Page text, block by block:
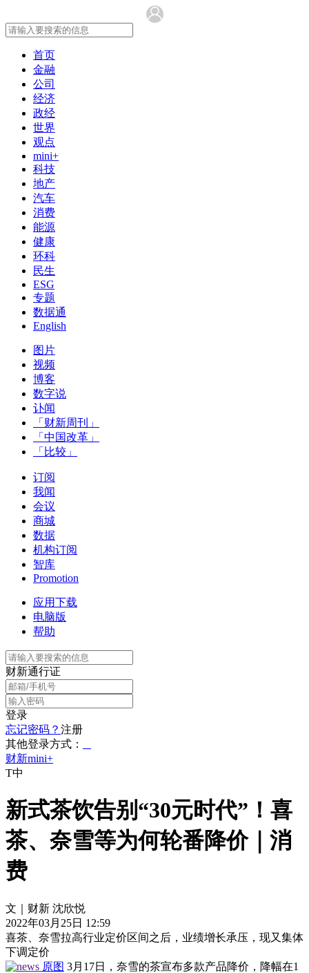
首页
金融
公司
经济
政经
世界
观点
mini+
科技
地产
汽车
消费
能源
健康
环科
民生
ESG
专题
数据通
English
图片
视频
博客
数字说
讣闻
「财新周刊」
「中国改革」
「比较」
订阅
我闻
会议
商城
数据
机构订阅
智库
Promotion
应用下载
电脑版
帮助
财新通行证
登录
忘记密码？ 注册
其他登录方式：
财新mini+
T中
新式茶饮告别“30元时代”！喜
茶、奈雪等为何轮番降价｜消
费
文｜财新 沈欣悦
2022年03月25日 12:59
喜茶、奈雪拉高行业定价区间之后，业绩增长承压，现又集体
下调定价
原图 3月17日，奈雪的茶宣布多款产品降价，降幅在1